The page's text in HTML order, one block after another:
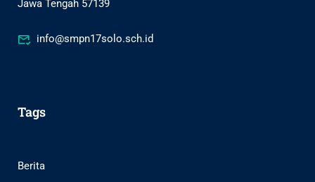
Jawa Tengah 57139
info@smpn17solo.sch.id
Tags
Berita